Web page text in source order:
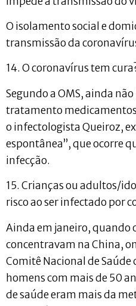
O isolamento social e
transmissão da
14. O coronavírus tem
Segundo a OMS, ainda
tratamento
o infectologista Queiroz,
espontânea”, que ocorre
infecção.
15. Crianças ou adultos/
risco ao ser infectado por
Ainda em janeiro, quando
concentravam na China,
Comitê Nacional de
homens com mais de 50
de saúde eram mais da